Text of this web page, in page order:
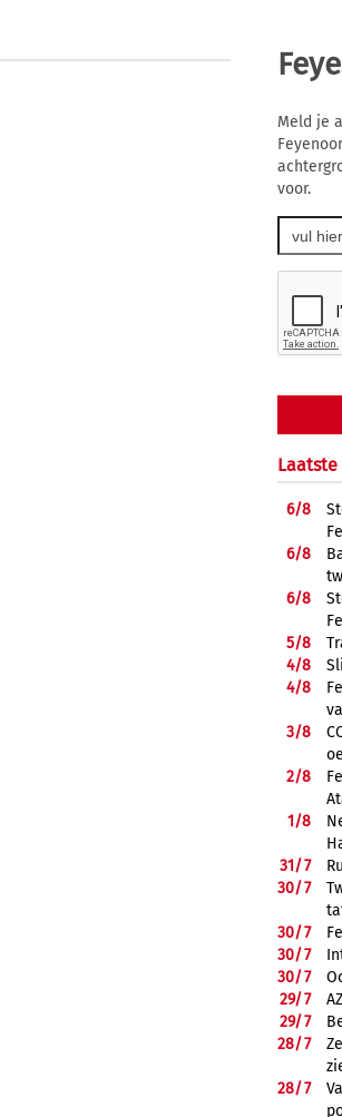
Meld je
voor.
Laatste
6/8
6/8
6/8
5/8
4/8
4/8
3/8
2/8
1/8
31/7
30/7
30/7
30/7
30/7
29/7
29/7
28/7
28/7